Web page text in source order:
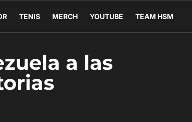
TENIS MERCH YOUTUBE TEAM HSM
a las